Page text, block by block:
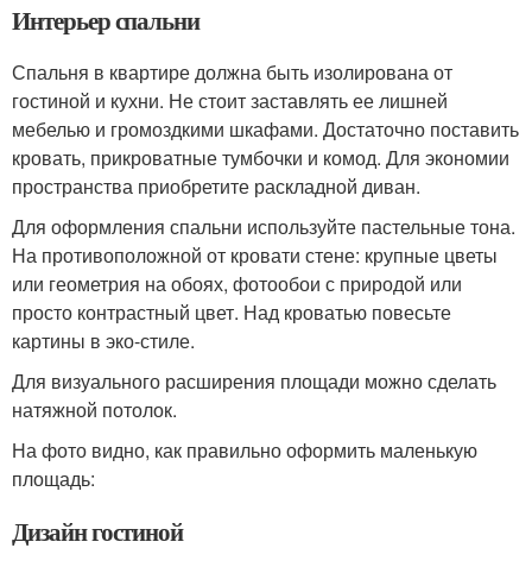
Интерьер спальни
Спальня в квартире должна быть изолирована от
гостиной и кухни. Не стоит заставлять ее лишней
мебелью и громоздкими шкафами. Достаточно поставить
кровать, прикроватные тумбочки и комод. Для экономии
пространства приобретите раскладной диван.
Для оформления спальни используйте пастельные тона.
На противоположной от кровати стене: крупные цветы
или геометрия на обоях, фотообои с природой или
просто контрастный цвет. Над кроватью повесьте
картины в эко-стиле.
Для визуального расширения площади можно сделать
натяжной потолок.
На фото видно, как правильно оформить маленькую
площадь:
Дизайн гостиной